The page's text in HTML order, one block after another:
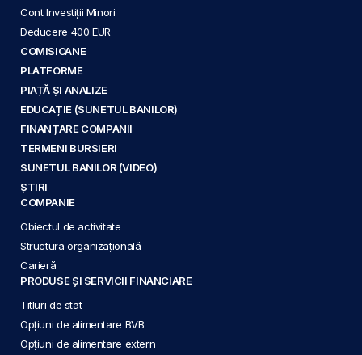
Cont Investiții Minori
Deducere 400 EUR
COMISIOANE
PLATFORME
PIAȚĂ ȘI ANALIZE
EDUCAȚIE (SUNETUL BANILOR)
FINANȚARE COMPANII
TERMENI BURSIERI
SUNETUL BANILOR (VIDEO)
ȘTIRI
COMPANIE
Obiectul de activitate
Structura organizațională
Carieră
PRODUSE ȘI SERVICII FINANCIARE
Titluri de stat
Opțiuni de alimentare BVB
Opțiuni de alimentare extern